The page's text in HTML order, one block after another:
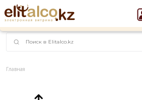
наименований!
instagram.com/rojo.kz
Рекомендуем
Главная